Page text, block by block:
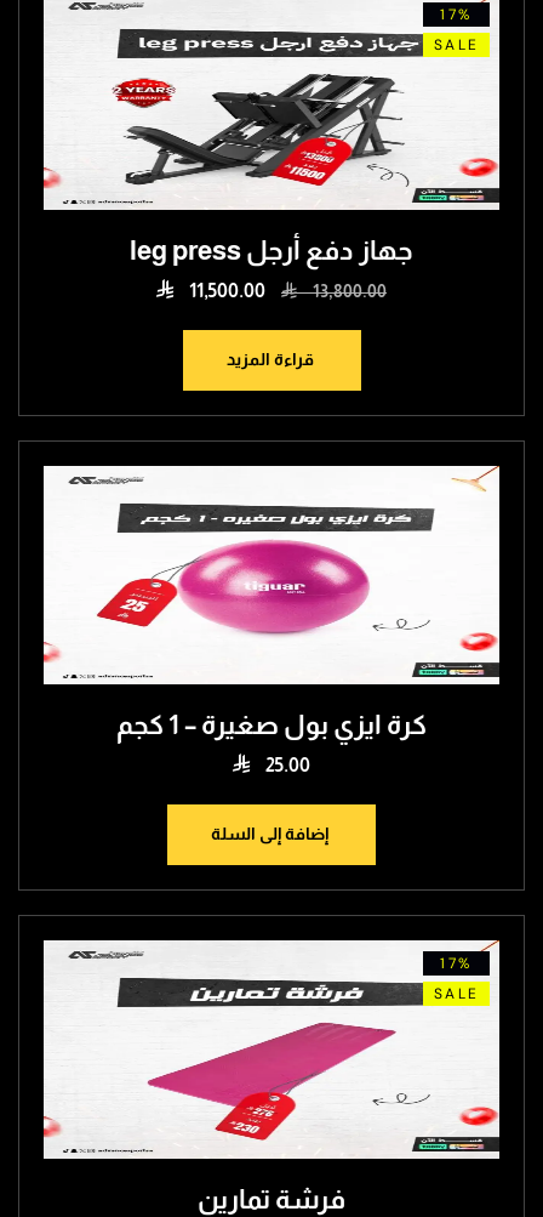
17%
SALE
جهاز دفع أرجل leg press
13,800.00
 11,500.00
قراءة المزيد
كرة ايزي بول صغيرة – 1 كجم
 25.00
إضافة إلى السلة
17%
SALE
فرشة تمارين